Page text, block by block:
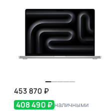
453 870 ₽
408 490 ₽ наличными